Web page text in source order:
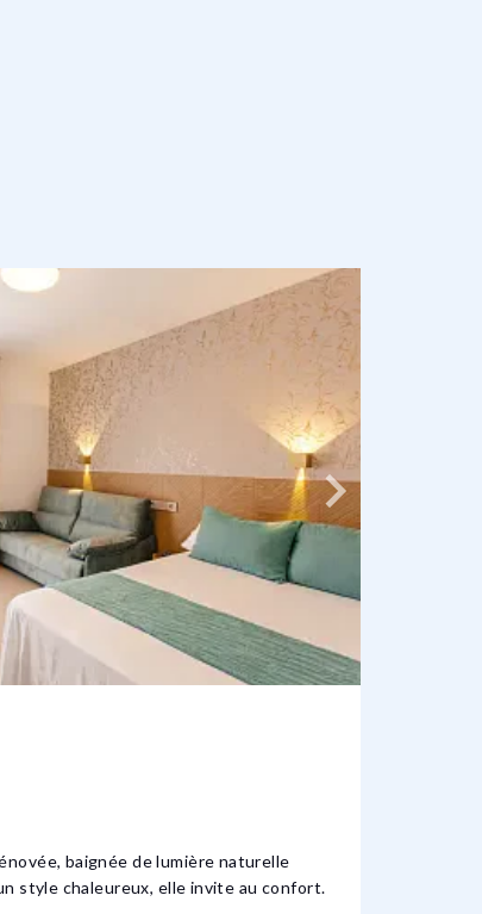
baignée de lumière naturelle
style chaleureux, elle invite au confort.